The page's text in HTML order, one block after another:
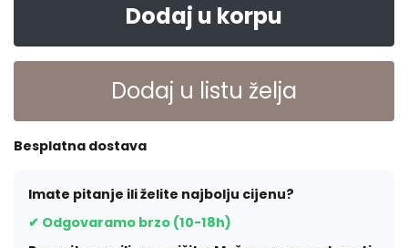
Dodaj u korpu
Dodaj u listu želja
Besplatna dostava
Imate pitanje ili želite najbolju cijenu?
✔ Odgovaramo brzo (10-18h)